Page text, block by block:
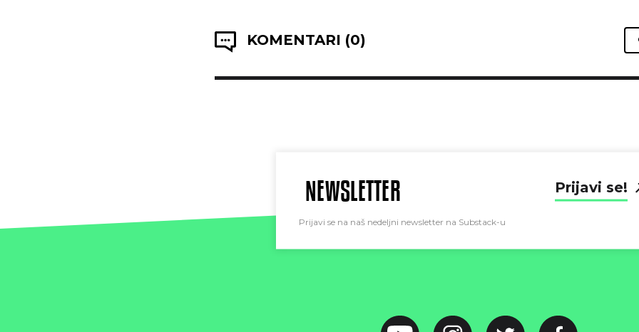
KOMENTARI (0)
NEWSLETTER Prijavi se!
Prijavi se na naš nedeljni newsletter na Substack-u